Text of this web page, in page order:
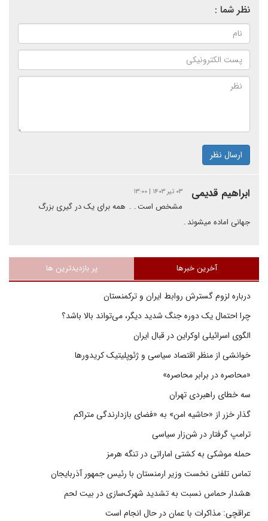
نظر شما :
ارسال نظر
ابراهیم قدیمی ۰۳ تیر ۱۴۰۳ | ۱۳:۰۰
مشخص است۔۔ همه برای یک در گیری بزرگ
جهانی اماده میشوند۔
آخرین خبرها پر بازدیدترین ها
درباره لزوم گسترش روابط ایران و ترکمنستان
چرا احتمال یک دوره جنگ شدید دیگر، می‌تواند بالا باشد؟
الگوی اسرائیلی اوکراین در قبال ایران
خوانشی از منظر اقتصاد سیاسی و ژئوپلیتیک کریدورها
«محاصره در برابر محاصره»
سه خطای راهبردی تهران
گذار خزر از «حاشیه امن» به «فضای بازدارندگی متراکم
ترامپ گرفتار در شن‌زار سیاسی
حمله موشکی به کشتی اماراتی در تنگه هرمز
تماس تلفنی نخست وزیر ارمنستان با رئیس جمهور آذربایجان
هشدار حماس نسبت به تشدید شهرک‌سازی در بیت‌ لحم
عراقچی: مذاکرات با عمان در حال انجام است